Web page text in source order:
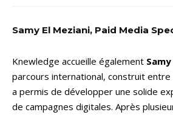
Samy El Meziani, Paid Media
Knewledge accueille également
parcours international, construit entre
a permis de développer une solide
de campagnes digitales. Après